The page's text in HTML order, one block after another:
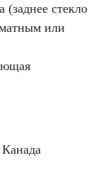
(заднее стекло
или